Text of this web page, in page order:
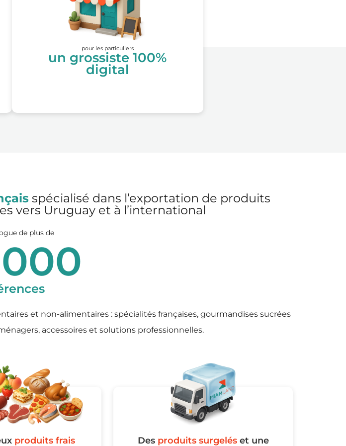
pour les particuliers
un grossiste 100%
digital
spécialisé dans l’exportation de produits
vers Uruguay et à l’international
de plus de
et non-alimentaires : spécialités françaises, gourmandises sucrées
accessoires et solutions professionnelles.
produits frais
Des produits surgeléset une